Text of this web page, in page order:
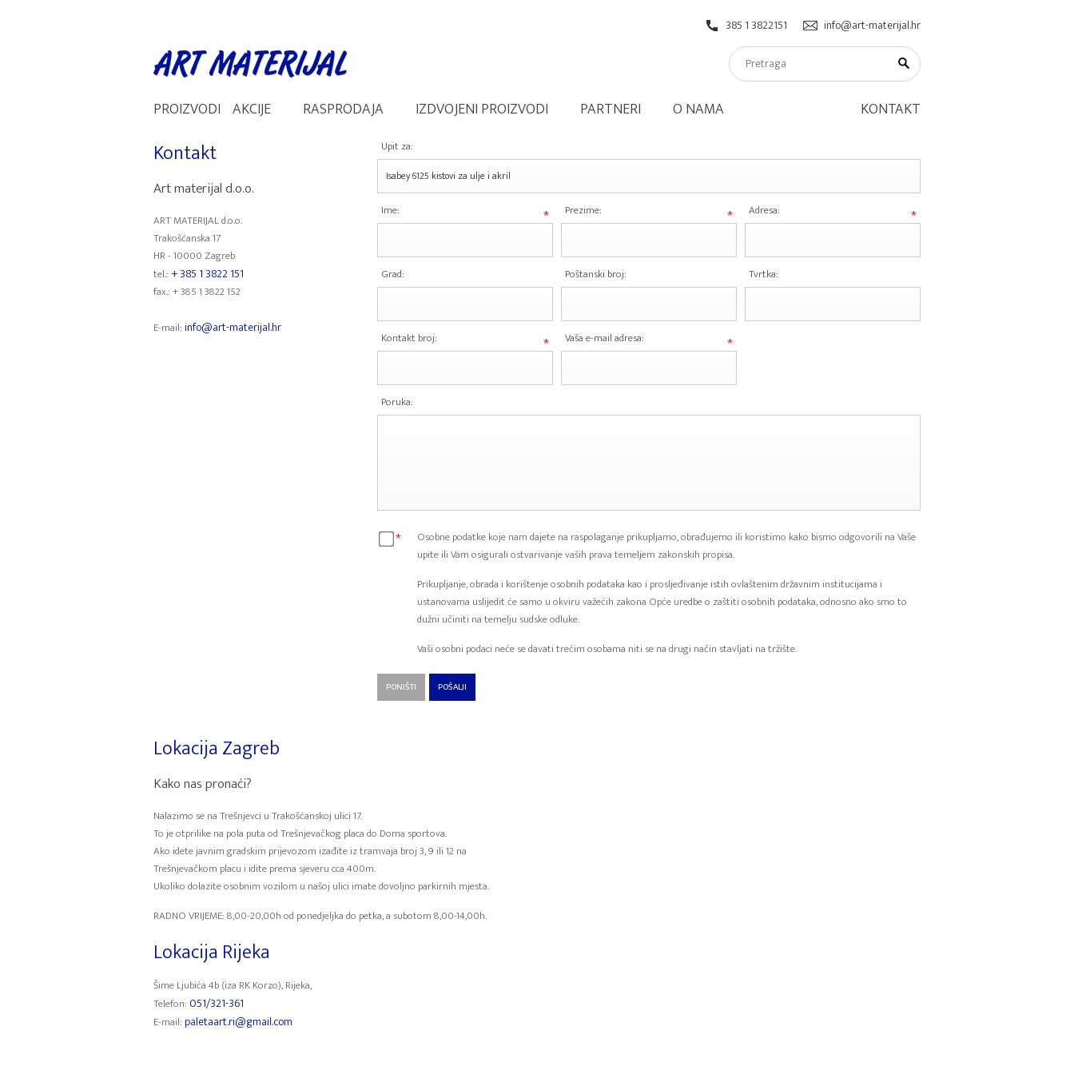
385 1 3822151 info@art-materijal.hr
PROIZVODI AKCIJE RASPRODAJA IZDVOJENI PROIZVODI PARTNERI O NAMA KONTAKT
Kontakt
Art materijal d.o.o.
ART MATERIJAL d.o.o.
Trakošćanska 17
HR - 10000 Zagreb
tel.: + 385 1 3822 151
fax.: + 385 1 3822 152
E-mail:info@art-materijal.hr
Upit za:
Ime: * Prezime: * Adresa: *
Grad: Poštanski broj: Tvrtka:
Kontakt broj: * Vaša e-mail adresa: *
Poruka:
*
Osobne podatke koje nam dajete na raspolaganje prikupljamo, obrađujemo ili koristimo kako bismo odgovorili na Vaše
upite ili Vam osigurali ostvarivanje vaših prava temeljem zakonskih propisa.
Prikupljanje, obrada i korištenje osobnih podataka kao i prosljeđivanje istih ovlaštenim državnim institucijama i
ustanovama uslijedit će samo u okviru važećih zakona Opće uredbe o zaštiti osobnih podataka, odnosno ako smo to
dužni učiniti na temelju sudske odluke.
Vaši osobni podaci neće se davati trećim osobama niti se na drugi način stavljati na tržište.
Lokacija Zagreb
Kako nas pronaći?
Nalazimo se na Trešnjevci u Trakošćanskoj ulici 17.
To je otprilike na pola puta od Trešnjevačkog placa do Doma sportova.
Ako idete javnim gradskim prijevozom izađite iz tramvaja broj 3, 9 ili 12 na
Trešnjevačkom placu i idite prema sjeveru cca 400m.
Ukoliko dolazite osobnim vozilom u našoj ulici imate dovoljno parkirnih mjesta.
RADNO VRIJEME: 8,00-20,00h od ponedjeljka do petka, a subotom 8,00-14,00h.
Lokacija Rijeka
Šime Ljubića 4b (iza RK Korzo), Rijeka,
Telefon: 051/321-361
E-mail:paletaart.ri@gmail.com